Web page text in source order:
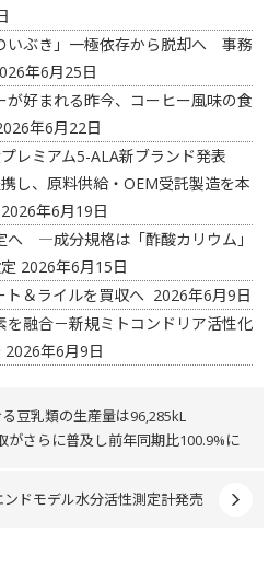
いぶき」一極依存から脱却へ 事務
年6月25日
好まれる昨今、コーヒー風味の食
年6月22日
レミアム5-ALA新ブランド発表
し、原料供給・OEM受託製造を本
2026年6月19日
へ ―成分規格は「酢酸カリウム」
2026年6月15日
ト＆ライルを買収へ 2026年6月9日
を融合－新規ミトコンドリア活性化
2026年6月9日
豆乳類の生産量は96,285kL
がさらに普及し前年同期比100.9%に
ドモデル水分活性測定計発売